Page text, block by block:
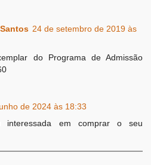
24 de setembro de 2019 às
do Programa de Admissão
de 2024 às 18:33
interessada em comprar o seu